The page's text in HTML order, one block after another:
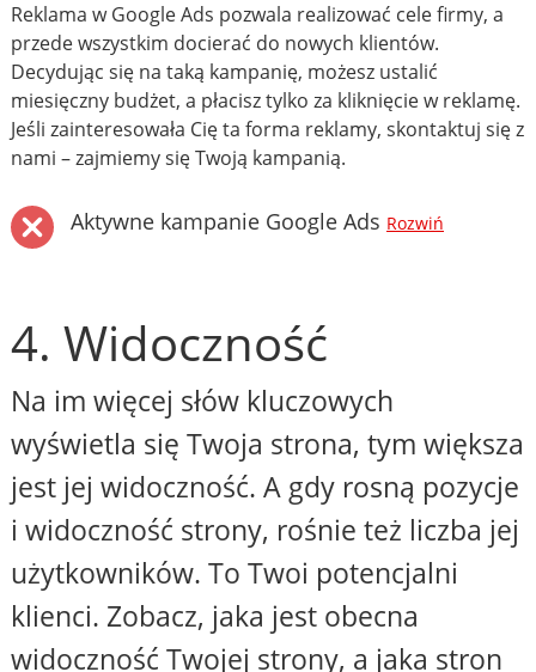
Reklama w Google Ads pozwala realizować cele firmy, a
przede wszystkim docierać do nowych klientów.
Decydując się na taką kampanię, możesz ustalić
miesięczny budżet, a płacisz tylko za kliknięcie w reklamę.
Jeśli zainteresowała Cię ta forma reklamy, skontaktuj się z
nami – zajmiemy się Twoją kampanią.
Aktywne kampanie Google Ads Rozwiń
4. Widoczność
Na im więcej słów kluczowych
wyświetla się Twoja strona, tym większa
jest jej widoczność. A gdy rosną pozycje
i widoczność strony, rośnie też liczba jej
użytkowników. To Twoi potencjalni
klienci. Zobacz, jaka jest obecna
widoczność Twojej strony, a jaka stron